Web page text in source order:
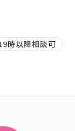
時以降相談可